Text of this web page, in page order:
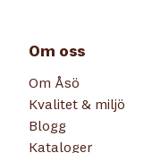
Om oss
Om Åsö
Kvalitet & miljö
Blogg
Kataloger